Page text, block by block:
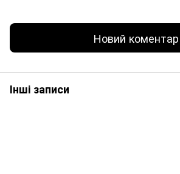
Новий коментар
Інші записи